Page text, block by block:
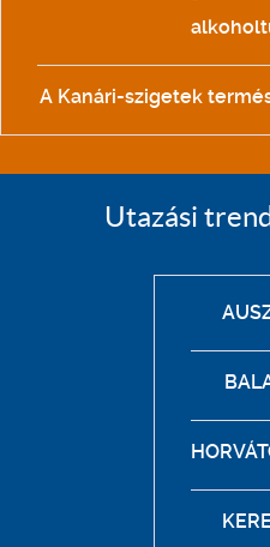
A Kanári-szigetek
Utazási